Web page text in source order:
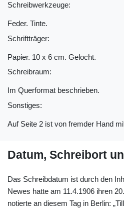
Schreibwerkzeuge:
Feder. Tinte.
Schriftträger:
Papier. 10 x 6 cm. Gelocht.
Schreibraum:
Im Querformat beschrieben.
Sonstiges:
Auf Seite 2 ist von fremder Hand
Datum, Schreibort
Das Schreibdatum ist durch den
Newes hatte am 11.4.1906 ihren
notierte an diesem Tag in Berlin: